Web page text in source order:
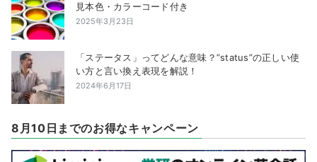
見本色・カラーコード付き
2025年3月23日
「ステータス」ってどんな意味？”status”の正しい使
い方と言い換え表現を解説！
2024年6月17日
8月10日までのお得なキャンペーン